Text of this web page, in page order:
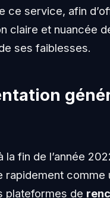
ce service, afin
claire et nuancée
ses faiblesses.
la fin de l’année
rapidement comme
plateformes de